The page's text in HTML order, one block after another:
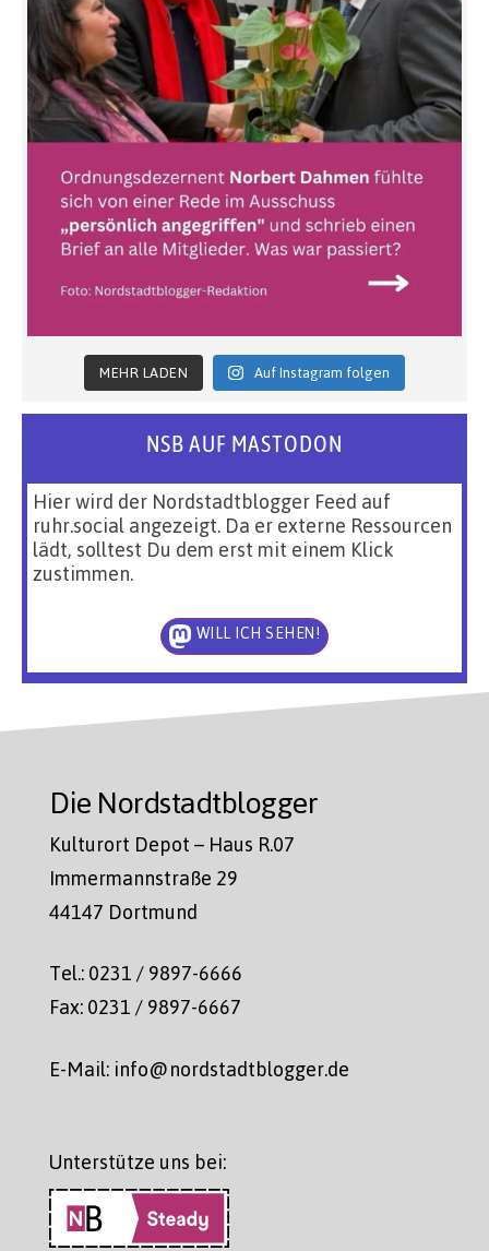
MEHR LADEN Auf Instagram folgen
NSB AUF MASTODON
Hier wird der Nordstadtblogger Feed auf
ruhr.social angezeigt. Da er externe Ressourcen
lädt, solltest Du dem erst mit einem Klick
zustimmen.
WILL ICH SEHEN!
Die Nordstadtblogger
Kulturort Depot – Haus R.07
Immermannstraße 29
44147 Dortmund
Tel.: 0231 / 9897-6666
Fax: 0231 / 9897-6667
E-Mail: info@nordstadtblogger.de
Unterstütze uns bei: